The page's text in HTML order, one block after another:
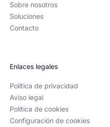
metodología y una
ha sido muy buena.
técnico, que al final es la
trabajos.
Sobre nosotros
Soluciones
Contacto
Enlaces legales
Política de privacidad
Aviso legal
Política de cookies
Configuración de cookies